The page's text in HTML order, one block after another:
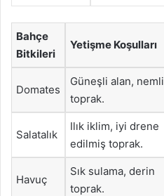
Bahçe
Bitkileri
Yetişme Koşulları
Domates
Güneşli alan, nemli
toprak.
Salatalık
Ilık iklim, iyi drene
edilmiş toprak.
Havuç
Sık sulama, derin
toprak.